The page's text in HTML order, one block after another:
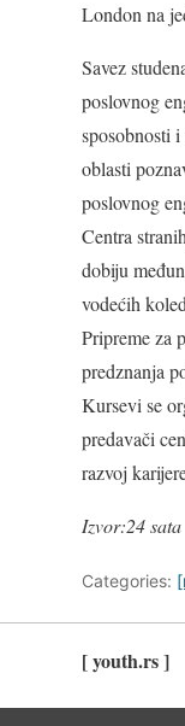
London na
Savez
poslovnog
sposobnosti
oblasti
poslovnog
Centra
dobiju
vodećih
Pripreme za
predznanja
Kursevi se
predavači
razvoj
Izvor:24 sata
Categories:
[ youth.rs ]